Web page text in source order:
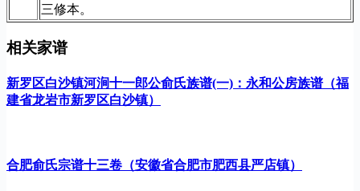
三修本。
相关家谱
新罗区白沙镇河涧十一郎公俞氏族谱(一)：永和公房族谱（福
建省龙岩市新罗区白沙镇）
合肥俞氏宗谱十三卷（安徽省合肥市肥西县严店镇）